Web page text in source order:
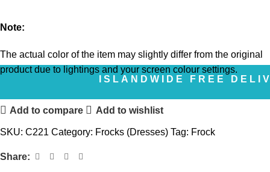
Note:
The actual color of the item may slightly differ from the original
product due to lightings and your screen colour settings.
ISLANDWIDE FREE
Add to compare Add to wishlist
SKU: C221 Category: Frocks (Dresses) Tag: Frock
Share: